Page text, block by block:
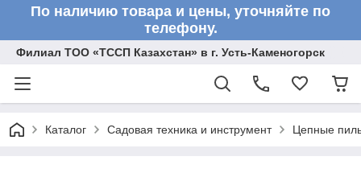
По наличию товара и цены, уточняйте по
телефону.
Филиал ТОО «ТССП Казахстан» в г. Усть-Каменогорск
Каталог Садовая техника и инструмент Цепные